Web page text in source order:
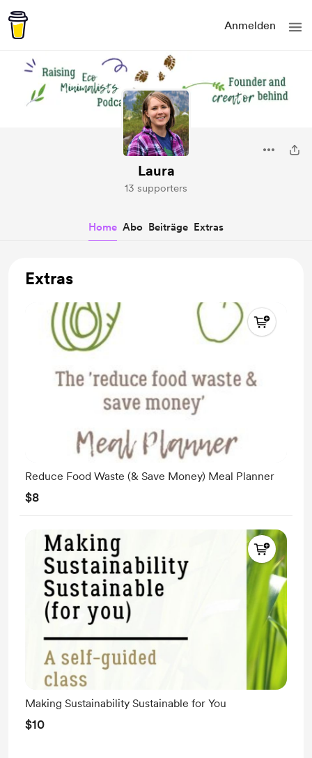
Anmelden
Laura
13 supporters
Home Abo Beiträge Extras
Extras
Reduce Food Waste (& Save Money) Meal Planner
$8
Making Sustainability Sustainable for You
$10